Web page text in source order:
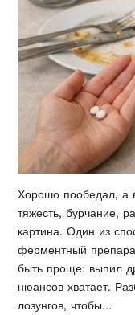
Хорошо пообедал, а
тяжесть, бурчание,
картина. Один из
ферментный
быть проще: выпил
нюансов хватает.
лозунгов, чтобы…